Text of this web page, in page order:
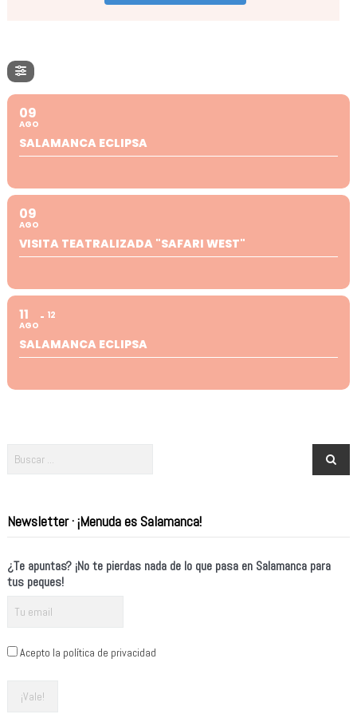
09
AGO
SALAMANCA ECLIPSA
09
AGO
VISITA TEATRALIZADA "SAFARI WEST"
11
AGO
12
SALAMANCA ECLIPSA
Newsletter · ¡Menuda es Salamanca!
¿Te apuntas? ¡No te pierdas nada de lo que pasa en Salamanca para
tus peques!
Acepto la política de privacidad